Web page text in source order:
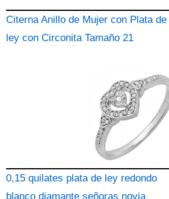
Citerna Anillo de Mujer con Plata de
ley con Circonita Tamaño 21
0,15 quilates plata de ley redondo
blanco diamante señoras novia